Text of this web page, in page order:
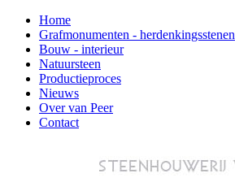
Home
Grafmonumenten - herdenkingsstenen
Bouw - interieur
Natuursteen
Productieproces
Nieuws
Over van Peer
Contact